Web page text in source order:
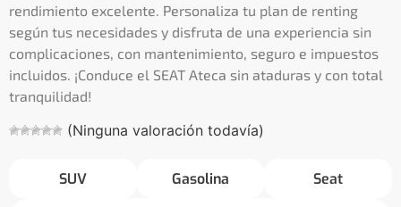
rendimiento excelente. Personaliza tu plan de renting
según tus necesidades y disfruta de una experiencia sin
complicaciones, con mantenimiento, seguro e impuestos
incluidos. ¡Conduce el SEAT Ateca sin ataduras y con total
tranquilidad!
(Ninguna valoración todavía)
SUV Gasolina Seat